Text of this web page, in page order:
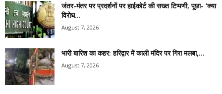
जंतर-मंतर पर प्रदर्शनों पर हाईकोर्ट की सख्त टिप्पणी, पूछा- ‘क्या
विरोध...
August 7, 2026
भारी बारिश का कहर: हरिद्वार में काली मंदिर पर गिरा मलबा,...
August 7, 2026